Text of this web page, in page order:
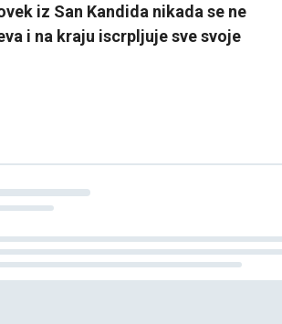
iz San Kandida nikada se ne
i na kraju iscrpljuje sve svoje